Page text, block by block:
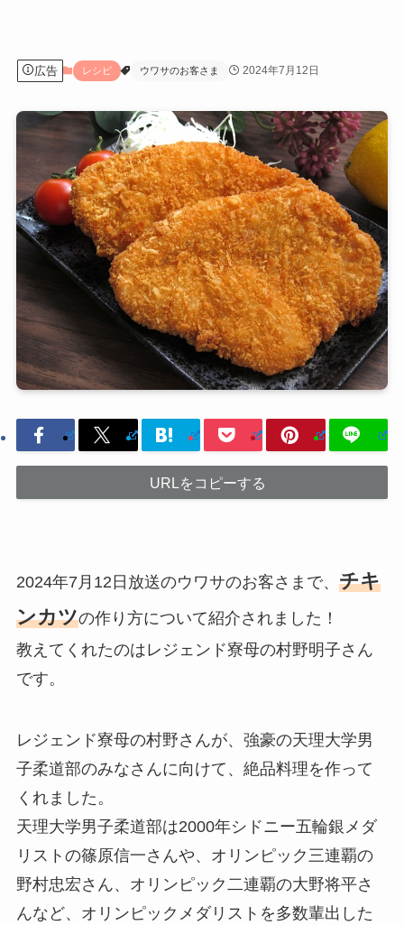
広告 レシピ ウワサのお客さま 2024年7月12日
URLをコピーする
2024年7月12日放送のウワサのお客さまで、 チキ
ンカツの作り方について紹介されました！
教えてくれたのはレジェンド寮母の村野明子さん
です。
レジェンド寮母の村野さんが、強豪の天理大学男
子柔道部のみなさんに向けて、絶品料理を作って
くれました。
天理大学男子柔道部は2000年シドニー五輪銀メダ
リストの篠原信一さんや、オリンピック三連覇の
野村忠宏さん、オリンピック二連覇の大野将平さ
んなど、オリンピックメダリストを多数輩出した